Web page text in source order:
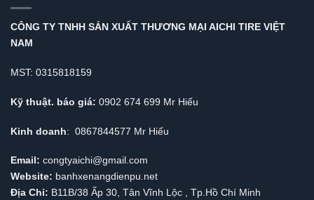
CÔNG TY TNHH SẢN XUẤT THƯƠNG MẠI AICHI TIRE VIỆT
NAM
MST: 0315818159
Kỹ thuật. báo giá: 0902 674 699 Mr Hiếu
Kinh doanh: 0867844577 Mr Hiếu
Email: congtyaichi@gmail.com
Website: banhxenangdienpu.net
Địa Chỉ: B11B/38 Ấp 30, Tân Vĩnh Lộc , Tp.Hồ Chí Minh